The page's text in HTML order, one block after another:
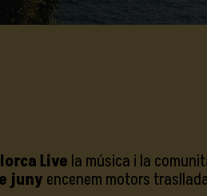
Live la música i la
juny encenem motors